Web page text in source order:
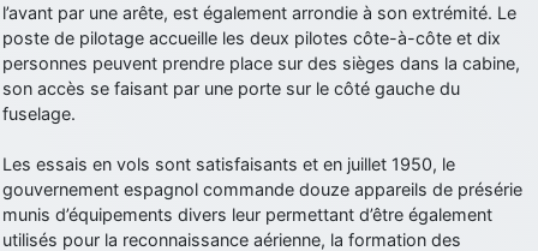
mahmoud: bonsoir, très instructif ce site .mais nous aimerions avoir
les photo des anciens appareils de l'armée de l'air de la haute -volta
d9pouces : Ça me casse quand même bien les pieds, j’avoue
jericho: Pour moi tout est à nouveau OK dirait-on… Merci à toi.
d9pouces
: En espérant n’avoir coupé les accessoires de personne
d9pouces: j'ai trouvé un palliatif un peu violent, mais ça devrait aller
un peu mieux
l’avant par une arête, est également arrondie à son extrémité. Le
poste de pilotage accueille les deux pilotes côte-à-côte et dix
personnes peuvent prendre place sur des sièges dans la cabine,
son accès se faisant par une porte sur le côté gauche du
fuselage.
Les essais en vols sont satisfaisants et en juillet 1950, le
gouvernement espagnol commande douze appareils de présérie
munis d’équipements divers leur permettant d’être également
utilisés pour la reconnaissance aérienne, la formation des